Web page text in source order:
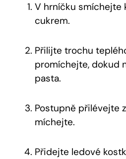
V hrníčku smíchejte
cukrem.
Přilijte ⁢trochu
promíchejte, dokud⁢
pasta.
Postupně přilévejte
míchejte.
Přidejte ledové